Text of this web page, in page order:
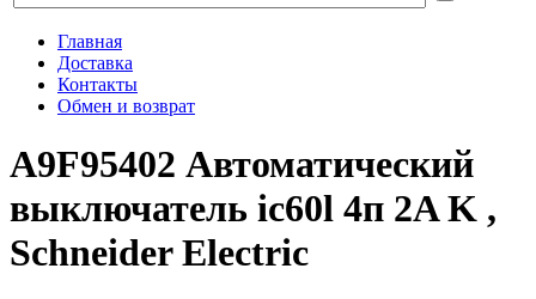
Главная
Доставка
Контакты
Обмен и возврат
A9F95402 Автоматический
выключатель ic60l 4п 2A K ,
Schneider Electric